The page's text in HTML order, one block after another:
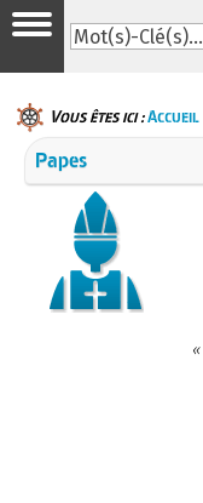
Vous êtes ici :Accueil
Papes